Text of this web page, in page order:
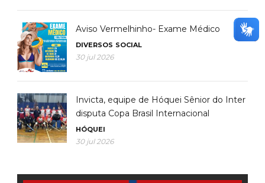
Aviso Vermelhinho- Exame Médico
DIVERSOS SOCIAL
30 jul 2026
Invicta, equipe de Hóquei Sênior do Inter
disputa Copa Brasil Internacional
HÓQUEI
30 jul 2026